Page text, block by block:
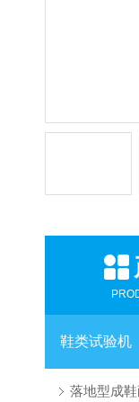
鞋类试验机
落地型成